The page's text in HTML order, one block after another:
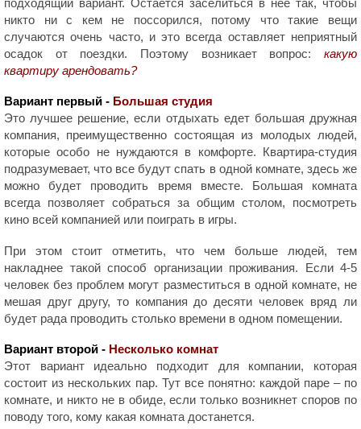
подходящий вариант. Остается заселиться в неё так, чтобы
никто ни с кем не поссорился, потому что такие вещи
случаются очень часто, и это всегда оставляет неприятный
осадок от поездки. Поэтому возникает вопрос: какую
квартиру арендовать?
Вариант первый - Большая студия
Это лучшее решение, если отдыхать едет большая дружная
компания, преимущественно состоящая из молодых людей,
которые особо не нуждаются в комфорте. Квартира-студия
подразумевает, что все будут спать в одной комнате, здесь же
можно будет проводить время вместе. Большая комната
всегда позволяет собраться за общим столом, посмотреть
кино всей компанией или поиграть в игры.
При этом стоит отметить, что чем больше людей, тем
накладнее такой способ организации проживания. Если 4-5
человек без проблем могут разместиться в одной комнате, не
мешая друг другу, то компания до десяти человек вряд ли
будет рада проводить столько времени в одном помещении.
Вариант второй - Несколько комнат
Этот вариант идеально подходит для компании, которая
состоит из нескольких пар. Тут все понятно: каждой паре – по
комнате, и никто не в обиде, если только возникнет споров по
поводу того, кому какая комната достанется.